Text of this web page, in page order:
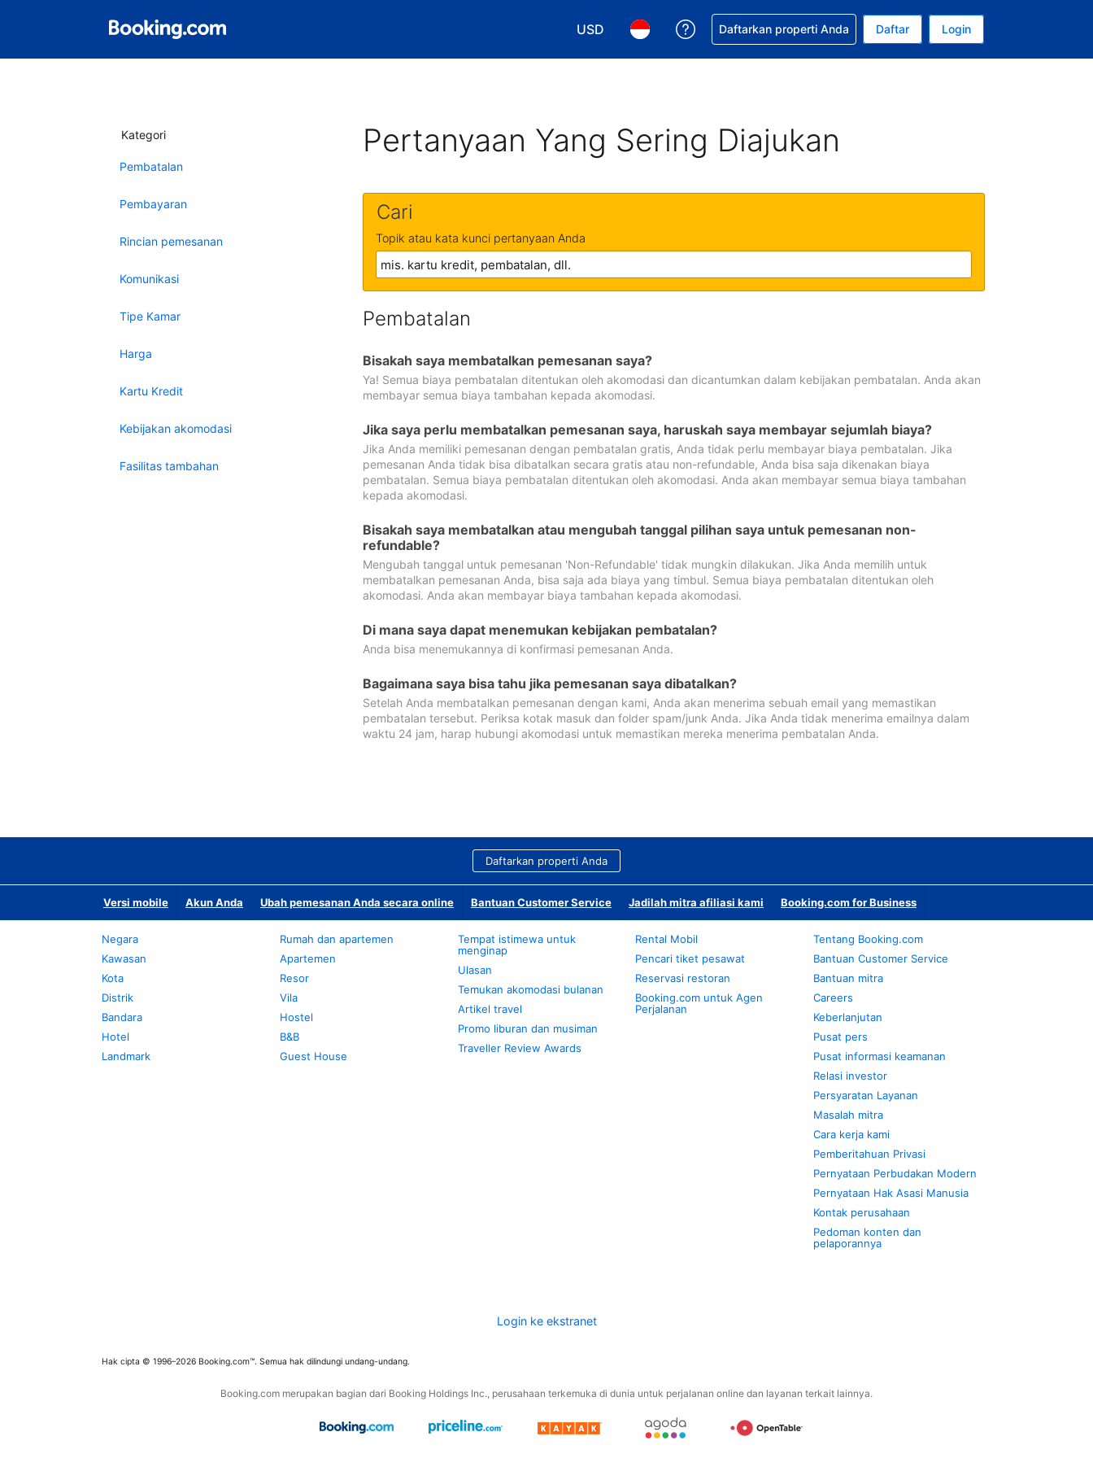
USD
Pilih mata uang Anda. Mata uang Anda saat ini adalah Dolar Amerika Serikat
Pilih bahasa Anda. Bahasa Anda saat ini adalah Bahasa Indonesia
Dapatkan bantuan untuk pemesanan Anda
Daftarkan properti Anda Daftar Login
Kategori
Pembatalan
Pembayaran
Rincian pemesanan
Komunikasi
Tipe Kamar
Harga
Kartu Kredit
Kebijakan akomodasi
Fasilitas tambahan
Pertanyaan Yang Sering Diajukan
Cari
Topik atau kata kunci pertanyaan Anda
Pembatalan
Bisakah saya membatalkan pemesanan saya?
Ya! Semua biaya pembatalan ditentukan oleh akomodasi dan dicantumkan dalam kebijakan pembatalan. Anda akan
membayar semua biaya tambahan kepada akomodasi.
Jika saya perlu membatalkan pemesanan saya, haruskah saya membayar sejumlah biaya?
Jika Anda memiliki pemesanan dengan pembatalan gratis, Anda tidak perlu membayar biaya pembatalan. Jika
pemesanan Anda tidak bisa dibatalkan secara gratis atau non-refundable, Anda bisa saja dikenakan biaya
pembatalan. Semua biaya pembatalan ditentukan oleh akomodasi. Anda akan membayar semua biaya tambahan
kepada akomodasi.
Bisakah saya membatalkan atau mengubah tanggal pilihan saya untuk pemesanan non-
refundable?
Mengubah tanggal untuk pemesanan 'Non-Refundable' tidak mungkin dilakukan. Jika Anda memilih untuk
membatalkan pemesanan Anda, bisa saja ada biaya yang timbul. Semua biaya pembatalan ditentukan oleh
akomodasi. Anda akan membayar biaya tambahan kepada akomodasi.
Di mana saya dapat menemukan kebijakan pembatalan?
Anda bisa menemukannya di konfirmasi pemesanan Anda.
Bagaimana saya bisa tahu jika pemesanan saya dibatalkan?
Setelah Anda membatalkan pemesanan dengan kami, Anda akan menerima sebuah email yang memastikan
pembatalan tersebut. Periksa kotak masuk dan folder spam/junk Anda. Jika Anda tidak menerima emailnya dalam
waktu 24 jam, harap hubungi akomodasi untuk memastikan mereka menerima pembatalan Anda.
Daftarkan properti Anda
Versi mobile Akun Anda Ubah pemesanan Anda secara online Bantuan Customer Service Jadilah mitra afiliasi kami Booking.com for Business
Negara
Kawasan
Kota
Distrik
Bandara
Hotel
Landmark
Rumah dan apartemen
Apartemen
Resor
Vila
Hostel
B&B
Guest House
Tempat istimewa untuk
menginap
Ulasan
Temukan akomodasi bulanan
Artikel travel
Promo liburan dan musiman
Traveller Review Awards
Rental Mobil
Pencari tiket pesawat
Reservasi restoran
Booking.com untuk Agen
Perjalanan
Tentang Booking.com
Bantuan Customer Service
Bantuan mitra
Careers
Keberlanjutan
Pusat pers
Pusat informasi keamanan
Relasi investor
Persyaratan Layanan
Masalah mitra
Cara kerja kami
Pemberitahuan Privasi
Pernyataan Perbudakan Modern
Pernyataan Hak Asasi Manusia
Kontak perusahaan
Pedoman konten dan
pelaporannya
Login ke ekstranet
Hak cipta © 1996–2026 Booking.com™. Semua hak dilindungi undang-undang.
Booking.com merupakan bagian dari Booking Holdings Inc., perusahaan terkemuka di dunia untuk perjalanan online dan layanan terkait lainnya.